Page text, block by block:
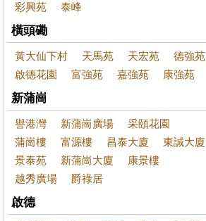
彩興苑
泰峰
橫頭磡
黃大仙下村 天馬苑 天宏苑
德強苑
啟德花園
富強苑 嘉強苑 康強苑
新蒲崗
譽港灣 新蒲崗廣場
采頤花園
蒲崗樓
富源樓 昌泰大廈
東誠大廈
景泰苑
新蒲崗大廈
康景樓
越秀廣場
爵祿居
啟德